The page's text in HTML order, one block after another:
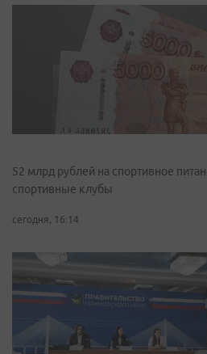
52 млрд рублей на спортивное
спортивные клубы
сегодня, 16:14